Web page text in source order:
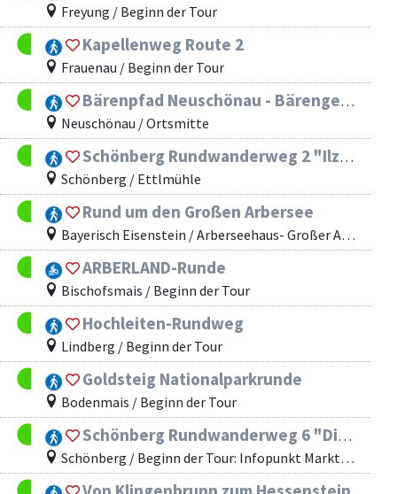
Freyung / Beginn der Tour
Kapellenweg Route 2
Frauenau / Beginn der Tour
Bärenpfad Neuschönau - Bärengehege im Nationalpark Bayerischer Wald
Neuschönau / Ortsmitte
Schönberg Rundwanderweg 2 "Ilztal"
Schönberg / Ettlmühle
Rund um den Großen Arbersee
Bayerisch Eisenstein / Arberseehaus- Großer Arbersee
ARBERLAND-Runde
Bischofsmais / Beginn der Tour
Hochleiten-Rundweg
Lindberg / Beginn der Tour
Goldsteig Nationalparkrunde
Bodenmais / Beginn der Tour
Schönberg Rundwanderweg 6 "Diebsteig"
Schönberg / Beginn der Tour: Infopunkt Marktplatz Schönberg